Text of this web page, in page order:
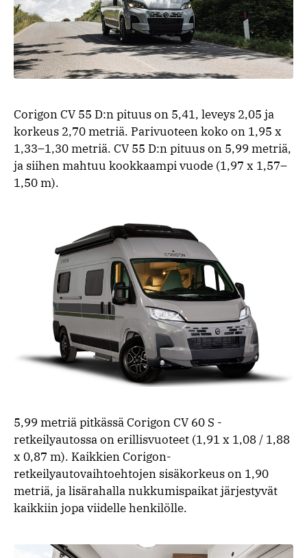
Corigon CV 55 D:n pituus on 5,41, leveys 2,05 ja
korkeus 2,70 metriä. Parivuoteen koko on 1,95 x
1,33–1,30 metriä. CV 55 D:n pituus on 5,99 metriä,
ja siihen mahtuu kookkaampi vuode (1,97 x 1,57–
1,50 m).
5,99 metriä pitkässä Corigon CV 60 S -
retkeilyautossa on erillisvuoteet (1,91 x 1,08 / 1,88
x 0,87 m). Kaikkien Corigon-
retkeilyautovaihtoehtojen sisäkorkeus on 1,90
metriä, ja lisärahalla nukkumispaikat järjestyvät
kaikkiin jopa viidelle henkilölle.